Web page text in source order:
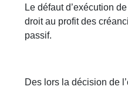
Le défaut d’exécution
droit au profit des
passif.
Des lors la décision de